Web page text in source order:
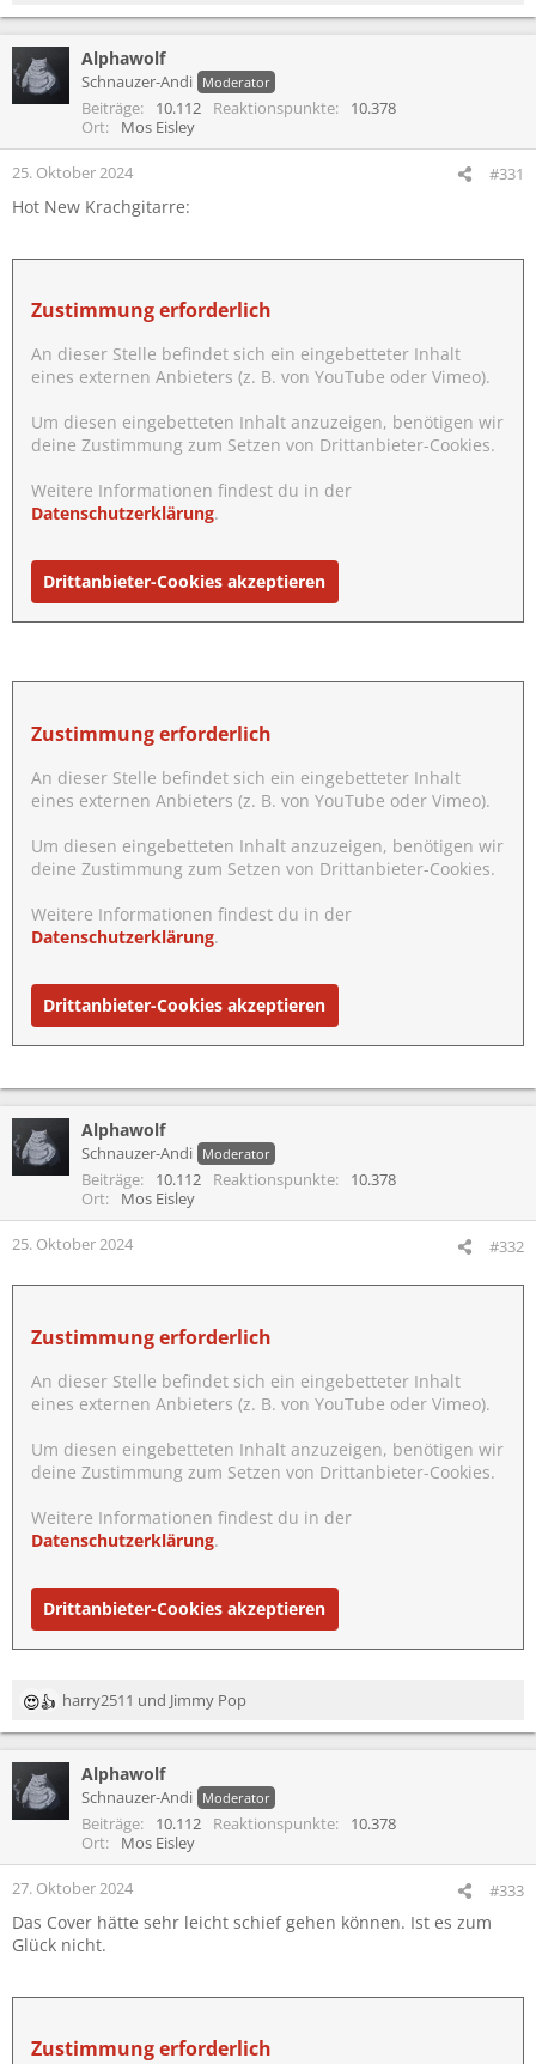
e
t
i
n
e
:
Alphawolf
Schnauzer-Andi Moderator
Beiträge 10.112 Reaktionspunkte
10.378
Ort
Mos Eisley
25. Oktober 2024 #331
Hot New Krachgitarre:
Zustimmung erforderlich
An dieser Stelle befindet sich ein eingebetteter Inhalt
eines externen Anbieters (z. B. von YouTube oder Vimeo).
Um diesen eingebetteten Inhalt anzuzeigen, benötigen wir
deine Zustimmung zum Setzen von Drittanbieter-Cookies.
Weitere Informationen findest du in der
Datenschutzerklärung.
Drittanbieter-Cookies akzeptieren
Zustimmung erforderlich
An dieser Stelle befindet sich ein eingebetteter Inhalt
eines externen Anbieters (z. B. von YouTube oder Vimeo).
Um diesen eingebetteten Inhalt anzuzeigen, benötigen wir
deine Zustimmung zum Setzen von Drittanbieter-Cookies.
Weitere Informationen findest du in der
Datenschutzerklärung.
Drittanbieter-Cookies akzeptieren
Alphawolf
Schnauzer-Andi Moderator
Beiträge 10.112 Reaktionspunkte
10.378
Ort
Mos Eisley
25. Oktober 2024 #332
Zustimmung erforderlich
An dieser Stelle befindet sich ein eingebetteter Inhalt
eines externen Anbieters (z. B. von YouTube oder Vimeo).
Um diesen eingebetteten Inhalt anzuzeigen, benötigen wir
deine Zustimmung zum Setzen von Drittanbieter-Cookies.
Weitere Informationen findest du in der
Datenschutzerklärung.
Drittanbieter-Cookies akzeptieren
R
e
t
i
n
e
:
harry2511 und Jimmy Pop
Alphawolf
Schnauzer-Andi Moderator
Beiträge 10.112 Reaktionspunkte
10.378
Ort
Mos Eisley
27. Oktober 2024 #333
Das Cover hätte sehr leicht schief gehen können. Ist es zum
Glück nicht.
Zustimmung erforderlich